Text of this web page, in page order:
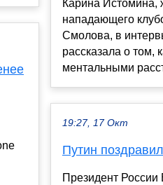
Карина
нападающего
Смолова, в
рассказала о том,
ментальными
19:27, 17 Окт
Путин
Президент